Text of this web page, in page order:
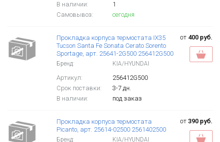
В наличии:
1
Самовывоз:
сегодня
Прокладка корпуса термостата IX35
Tucson Santa Fe Sonata Cerato Sorento
Sportage, арт. 25641-2G500 256412G500
Бренд: KIA/HYUNDAI
Артикул:
256412G500
Срок поставки:
3-7 дн.
В наличии:
под заказ
от 400 руб.
Прокладка корпуса термостата
Picanto, арт. 25614-02500 2561402500
Бренд: KIA/HYUNDAI
от 390 руб.